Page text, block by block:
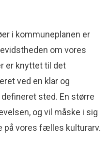
i kommuneplanen er
om vores
er knyttet til det
ved en klar og
sted. En større
og vil måske i sig
på vores fælles kulturarv.